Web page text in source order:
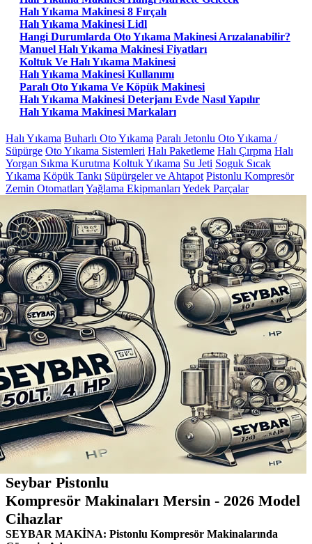
Halı Yıkama Makinesi 8 Fırçalı
Halı Yıkama Makinesi Lidl
Hangi Durumlarda Oto Yıkama Makinesi Arızalanabilir?
Manuel Halı Yıkama Makinesi Fiyatları
Koltuk Ve Halı Yıkama Makinesi
Halı Yıkama Makinesi Kullanımı
Paralı Oto Yıkama Ve Köpük Makinesi
Halı Yıkama Makinesi Deterjanı Evde Nasıl Yapılır
Halı Yıkama Makinesi Markaları
Halı Yıkama Buharlı Oto Yıkama Paralı Jetonlu Oto Yıkama /
Süpürge Oto Yıkama Sistemleri Halı Paketleme Halı Çırpma Halı
Yorgan Sıkma Kurutma Koltuk Yıkama Su Jeti Soguk Sıcak
Yıkama Köpük Tankı Süpürgeler ve Ahtapot Pistonlu Kompresör
Zemin Otomatları Yağlama Ekipmanları Yedek Parçalar
Seybar Pistonlu
Kompresör Makinaları Mersin - 2026 Model
Cihazlar
SEYBAR MAKİNA: Pistonlu Kompresör Makinalarında